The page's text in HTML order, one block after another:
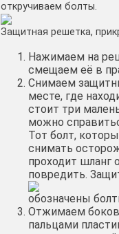
откручиваем болты.
Защитная решетка,
Нажимаем на
смещаем её в
Снимаем
месте, где
стоит три
можно
Тот болт,
снимать
проходит шланг
повредить.
обозначены
Отжимаем
пальцами